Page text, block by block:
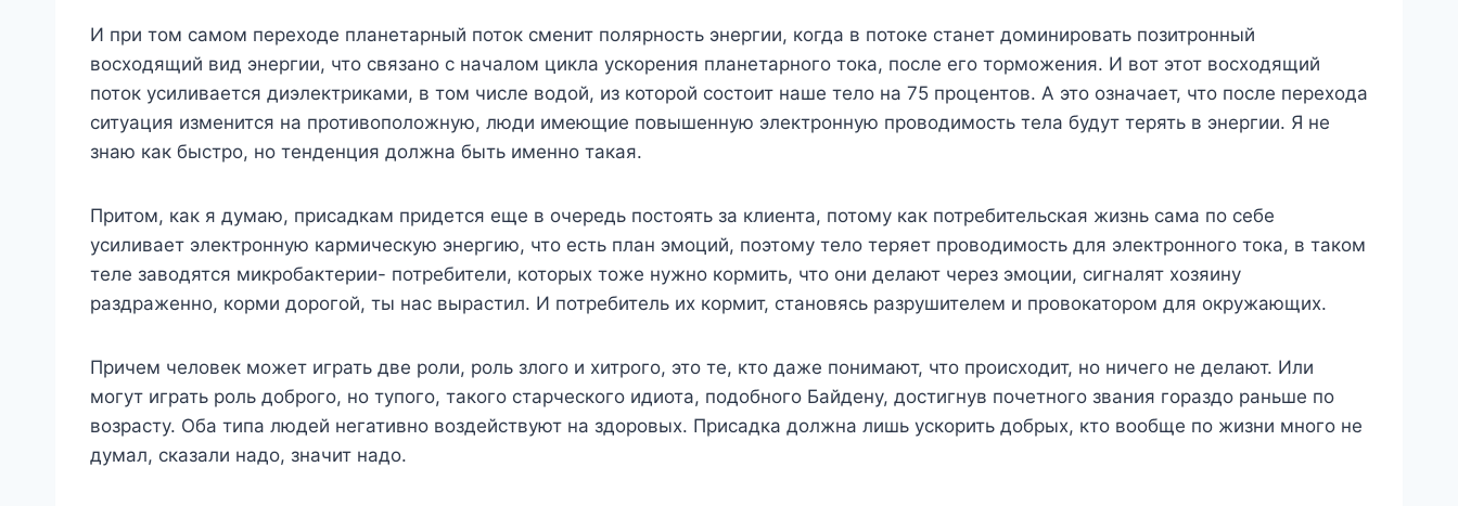
И при том самом переходе планетарный поток сменит полярность энергии, когда в потоке станет доминировать позитронный
восходящий вид энергии, что связано с началом цикла ускорения планетарного тока, после его торможения. И вот этот восходящий
поток усиливается диэлектриками, в том числе водой, из которой состоит наше тело на 75 процентов. А это означает, что после перехода
ситуация изменится на противоположную, люди имеющие повышенную электронную проводимость тела будут терять в энергии. Я не
знаю как быстро, но тенденция должна быть именно такая.
Притом, как я думаю, присадкам придется еще в очередь постоять за клиента, потому как потребительская жизнь сама по себе
усиливает электронную кармическую энергию, что есть план эмоций, поэтому тело теряет проводимость для электронного тока, в таком
теле заводятся микробактерии- потребители, которых тоже нужно кормить, что они делают через эмоции, сигналят хозяину
раздраженно, корми дорогой, ты нас вырастил. И потребитель их кормит, становясь разрушителем и провокатором для окружающих.
Причем человек может играть две роли, роль злого и хитрого, это те, кто даже понимают, что происходит, но ничего не делают. Или
могут играть роль доброго, но тупого, такого старческого идиота, подобного Байдену, достигнув почетного звания гораздо раньше по
возрасту. Оба типа людей негативно воздействуют на здоровых. Присадка должна лишь ускорить добрых, кто вообще по жизни много не
думал, сказали надо, значит надо.